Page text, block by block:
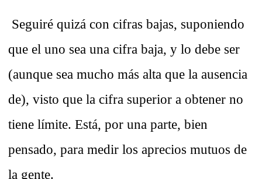
Seguiré quizá con cifras bajas, suponiendo
que el uno sea una cifra baja, y lo debe ser
(aunque sea mucho más alta que la ausencia
de), visto que la cifra superior a obtener no
tiene límite. Está, por una parte, bien
pensado, para medir los aprecios mutuos de
la gente.